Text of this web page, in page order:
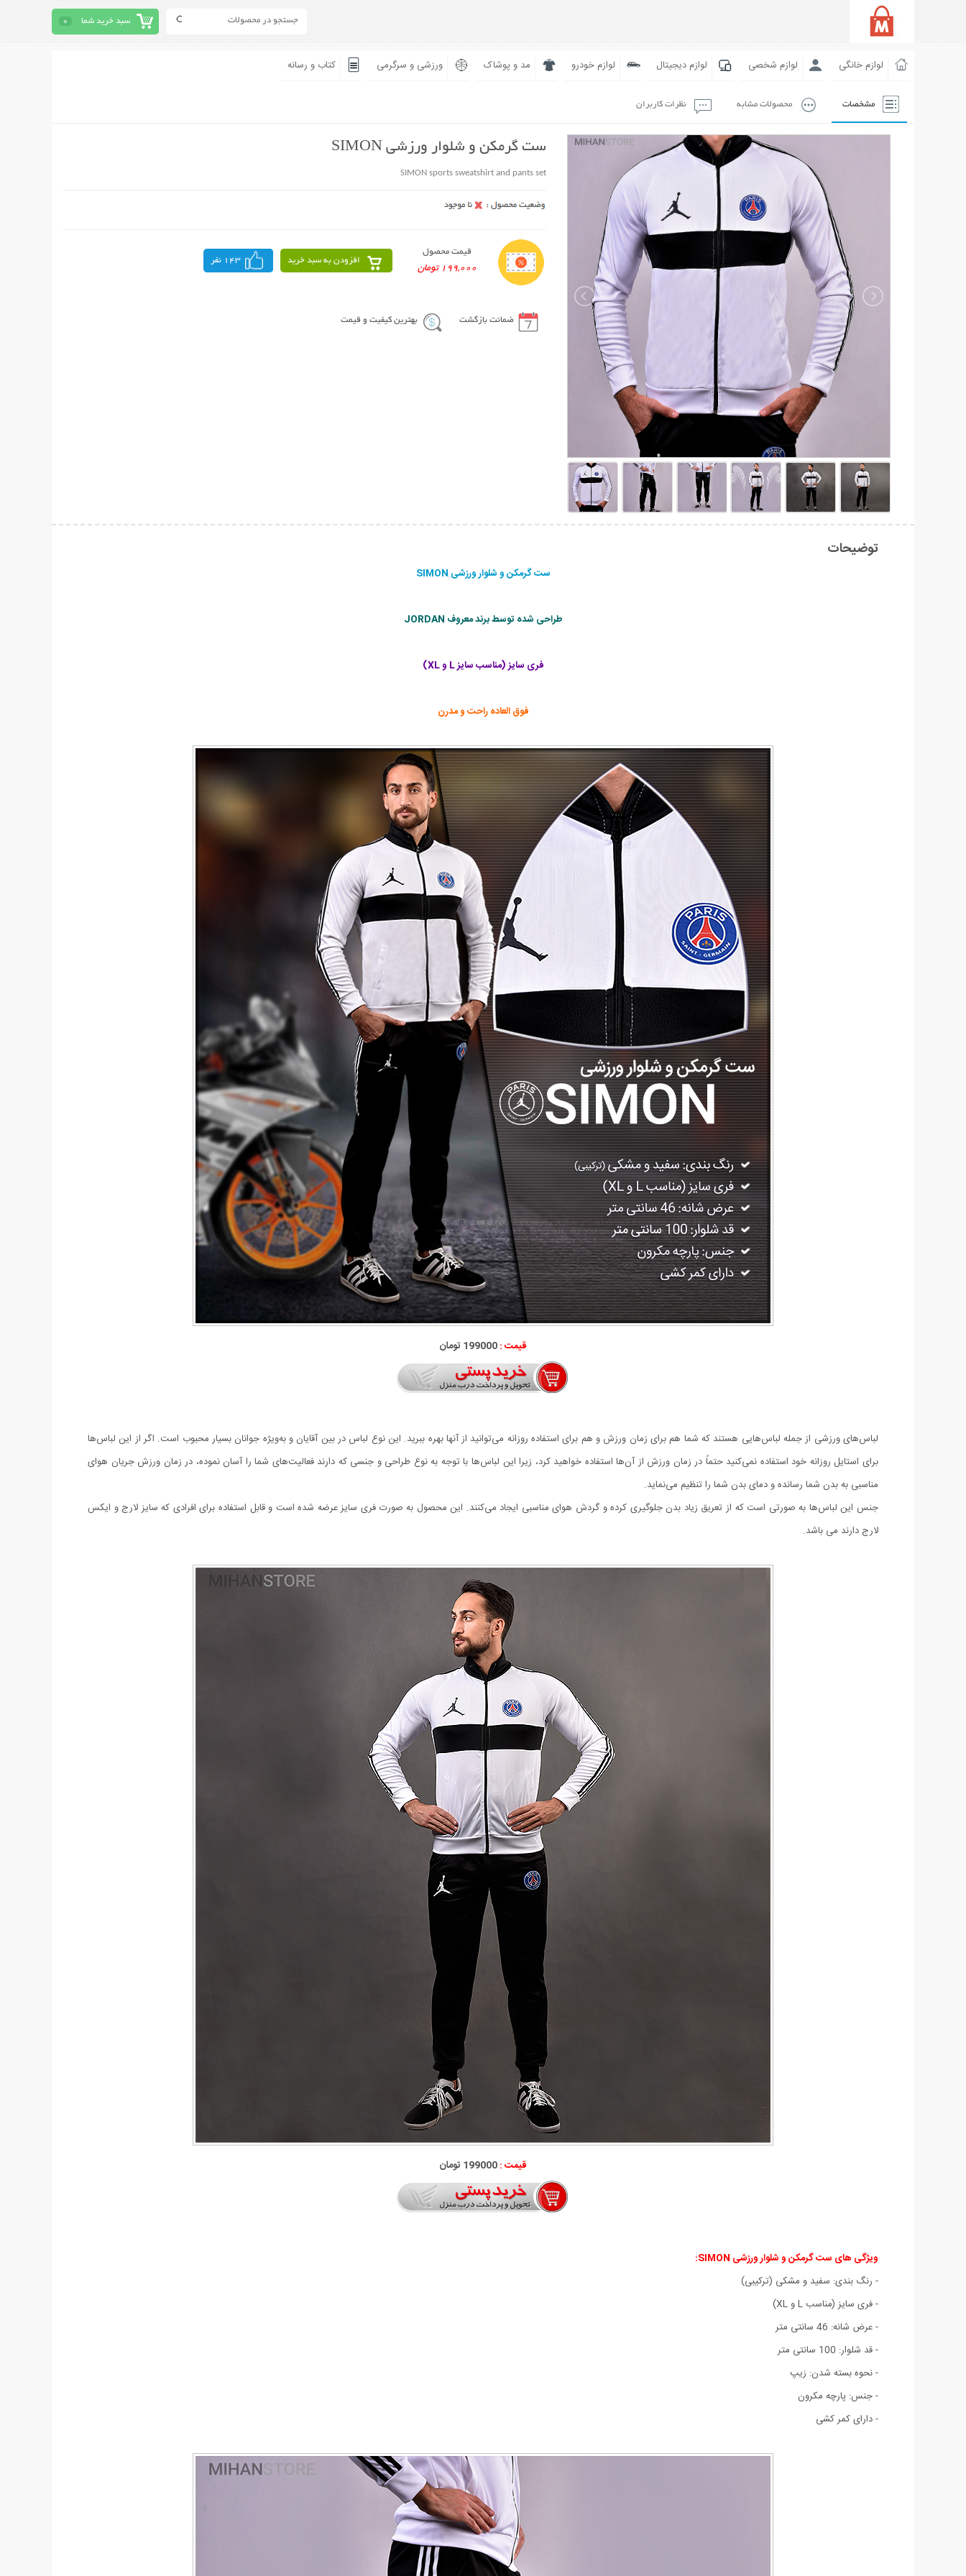
سبد خرید شما 0
لوازم خانگی لوازم شخصی لوازم دیجیتال لوازم خودرو مد و پوشاک ورزشی و سرگرمی کتاب و رسانه
مشخصات محصولات مشابه نظرات کاربران
ست گرمکن و شلوار ورزشی SIMON
SIMON sports sweatshirt and pants set
قیمت محصول
199,000 تومان
افزودن به سبد خرید 143 نفر
ضمانت بازگشت بهترین کیفیت و قیمت
توضیحات
ست گرمکن و شلوار ورزشی SIMON
طراحی شده توسط برند معروف JORDAN
فری سایز (مناسب سایز L و XL)
فوق العاده راحت و مدرن
قیمت :199000 تومان
لباس‌های ورزشی از جمله لباس‌هایی هستند که شما هم برای زمان ورزش و هم برای استفاده روزانه می‌توانید از آنها بهره ببرید. این نوع لباس در بین آقایان و به‌ویژه جوانان بسیار محبوب است. اگر از این لباس‌ها
برای استایل روزانه خود استفاده نمی‌کنید حتماً در زمان ورزش از آن‌ها استفاده خواهید کرد، زیرا این لباس‌ها با توجه به نوع طراحی و جنسی که دارند فعالیت‌های شما را آسان نموده، در زمان ورزش جریان هوای
مناسبی به بدن شما رسانده و دمای بدن شما را تنظیم می‌نماید.
جنس این لباس‌ها به صورتی است که از تعریق زیاد بدن جلوگیری کرده و گردش هوای مناسبی ایجاد می‌کنند. این محصول به صورت فری سایز عرضه شده است و قابل استفاده برای افرادی که سایز لارج و ایکس
لارج دارند می باشد.
قیمت :199000 تومان
ویژگی های ست گرمکن و شلوار ورزشی SIMON:
- رنگ بندی: سفید و مشکی (ترکیبی)
- فری سایز (مناسب L و XL)
- عرض شانه: 46 سانتی متر
- قد شلوار: 100 سانتی متر
- نحوه بسته شدن: زیپ
- جنس: پارچه مکرون
- دارای کمر کشی